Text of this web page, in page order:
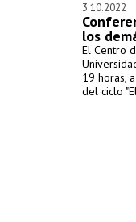
3.10.2022
los
El Centro
19 horas,
del ciclo